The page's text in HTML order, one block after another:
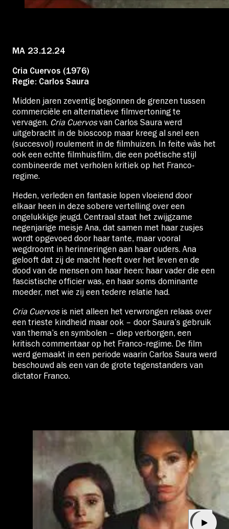
Educatie
Over Stichting LUX
Nieuws
Account
Volg ons op:
MA 23.12.24
Cria Cuervos (1976)
Regie: Carlos Saura
Midden jaren zeventig begonnen de grenzen tussen
commerciële en alternatieve filmvertoning te
vervagen. Cria Cuervosvan Carlos Saura werd
uitgebracht in de bioscoop maar kreeg al snel een
(succesvol) roulement in de filmhuizen. In feite wàs het
ook een echte filmhuisfilm, die een poëtische stijl
combineerde met verholen kritiek op het Franco-
regime.
Heden, verleden en fantasie lopen vloeiend door
elkaar heen in deze sobere vertelling over een
ongelukkige jeugd. Centraal staat het zwijgzame
negenjarige meisje Ana, dat samen met haar zusjes
wordt opgevoed door haar tante, maar vooral
wegdroomt in herinneringen aan haar ouders. Ana
gelooft dat zij de macht heeft over het leven en de
dood van de mensen om haar heen: haar vader die een
fascistische officier was, en haar soms dominante
moeder, met wie zij een tedere relatie had.
Cria Cuervosis niet alleen het verwrongen relaas over
een trieste kindheid maar ook – door Saura’s gebruik
van thema’s en symbolen – diep verborgen, een
kritisch commentaar op het Franco-regime. De film
werd gemaakt in een periode waarin Carlos Saura werd
beschouwd als een van de grote tegenstanders van
dictator Franco.